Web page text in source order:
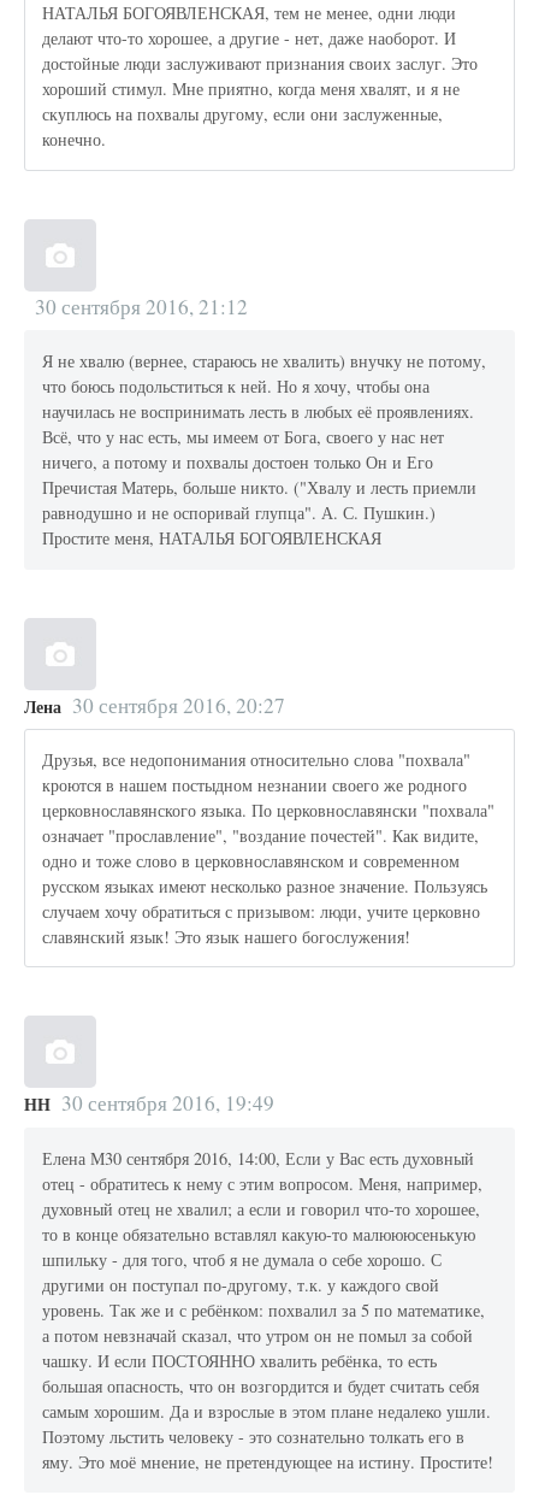
НАТАЛЬЯ БОГОЯВЛЕНСКАЯ, тем не менее, одни люди
делают что-то хорошее, а другие - нет, даже наоборот. И
достойные люди заслуживают признания своих заслуг. Это
хороший стимул. Мне приятно, когда меня хвалят, и я не
скуплюсь на похвалы другому, если они заслуженные,
конечно.
30 сентября 2016, 21:12
Я не хвалю (вернее, стараюсь не хвалить) внучку не потому,
что боюсь подольститься к ней. Но я хочу, чтобы она
научилась не воспринимать лесть в любых её проявлениях.
Всё, что у нас есть, мы имеем от Бога, своего у нас нет
ничего, а потому и похвалы достоен только Он и Его
Пречистая Матерь, больше никто. ("Хвалу и лесть приемли
равнодушно и не оспоривай глупца". А. С. Пушкин.)
Простите меня, НАТАЛЬЯ БОГОЯВЛЕНСКАЯ
Лена 30 сентября 2016, 20:27
Друзья, все недопонимания относительно слова "похвала"
кроются в нашем постыдном незнании своего же родного
церковнославянского языка. По церковнославянски "похвала"
означает "прославление", "воздание почестей". Как видите,
одно и тоже слово в церковнославянском и современном
русском языках имеют несколько разное значение. Пользуясь
случаем хочу обратиться с призывом: люди, учите церковно
славянский язык! Это язык нашего богослужения!
НН 30 сентября 2016, 19:49
Елена М30 сентября 2016, 14:00, Если у Вас есть духовный
отец - обратитесь к нему с этим вопросом. Меня, например,
духовный отец не хвалил; а если и говорил что-то хорошее,
то в конце обязательно вставлял какую-то малюююсенькую
шпильку - для того, чтоб я не думала о себе хорошо. С
другими он поступал по-другому, т.к. у каждого свой
уровень. Так же и с ребёнком: похвалил за 5 по математике,
а потом невзначай сказал, что утром он не помыл за собой
чашку. И если ПОСТОЯННО хвалить ребёнка, то есть
большая опасность, что он возгордится и будет считать себя
самым хорошим. Да и взрослые в этом плане недалеко ушли.
Поэтому льстить человеку - это сознательно толкать его в
яму. Это моё мнение, не претендующее на истину. Простите!